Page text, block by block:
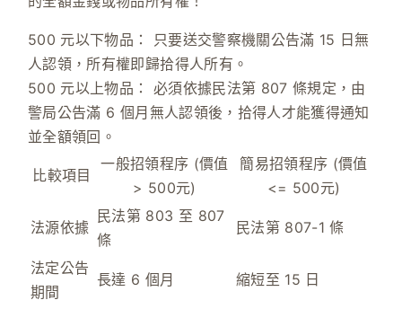
500 元以下物品： 只要送交警察機關公告滿 15 日無
人認領，所有權即歸拾得人所有。
500 元以上物品：
必須依據民法第 807 條規定，由
警局公告滿 6 個月 無人認領後，拾得人才能獲得通知
並全額領回。
比較項目
一般招領程序 (價值
> 500元)
簡易招領程序 (價值
<= 500元)
法源依據
民法第 803 至 807
條
民法第 807-1 條
法定公告
期間
長達 6 個月 縮短至 15 日